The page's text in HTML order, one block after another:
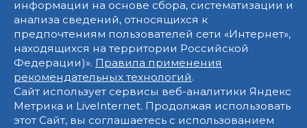
информации на основе сбора, систематизации и
анализа сведений, относящихся к
предпочтениям пользователей сети «Интернет»,
находящихся на территории Российской
Федерации)». Правила применения
рекомендательных технологий.
Сайт использует сервисы веб-аналитики Яндекс
Метрика и LiveInternet. Продолжая использовать
этот Сайт, вы соглашаетесь с использованием